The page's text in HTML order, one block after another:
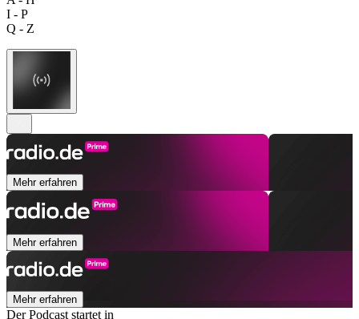
I - P
Q - Z
Mehr erfahren
Mehr erfahren
Mehr erfahren
Der Podcast startet in